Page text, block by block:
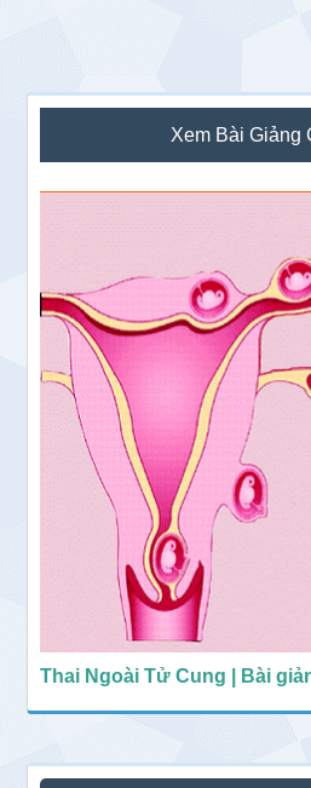
Sidebar
chính
Xem Bài Giảng
Thai Ngoài Tử Cung | Bài